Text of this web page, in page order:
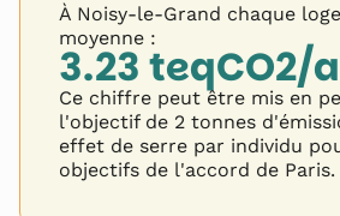
À Noisy-le-Grand chaque
moyenne :
3.23 teqCO2/
Ce chiffre peut être mis en
l'objectif de 2 tonnes
effet de serre par individu
objectifs de l'accord de Paris.